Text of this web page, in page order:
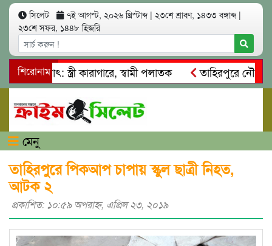
সিলেট ৭ই আগস্ট, ২০২৬ খ্রিস্টাব্দ | ২৩শে শ্রাবণ, ১৪৩৩ বঙ্গাব্দ |
২৩শে সফর, ১৪৪৮ হিজরি
শিরোনামস্ত্রী কারাগারে, স্বামী পলাতক
তাহিরপুরে নৌ-
মারধর
নগরীতে কোটি টাকার সম্পত্তি দখলের চেষ্টা:
মেনু
তাহিরপুরে পিকআপ চাপায় স্কুল ছাত্রী নিহত,
আটক ২
প্রকাশিত: ১০:৫৯ অপরাহ্ণ, এপ্রিল ২৩, ২০১৯